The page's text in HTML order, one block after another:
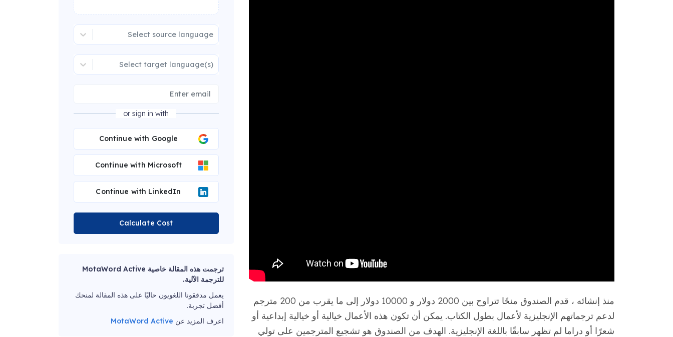
منذ إنشائه ، قدم الصندوق منحًا تتراوح بين 2000 دولار و 10000 دولار إلى ما يقرب من 200 مترجم
لدعم ترجماتهم الإنجليزية لأعمال بطول الكتاب. يمكن أن تكون هذه الأعمال خيالية أو خيالية إبداعية أو
شعرًا أو دراما لم تظهر سابقًا باللغة الإنجليزية. الهدف من الصندوق هو تشجيع المترجمين على تولي
Select source language
Select target language(s)
or sign in with
Continue with Google
Continue with Microsoft
Continue with LinkedIn
Calculate Cost
ترجمت هذه المقالة خاصية MotaWord Active
للترجمة الآلية.
يعمل مدققونا اللغويون حاليًا على هذه المقالة لمنحك
أفضل تجربة.
اعرف المزيد عن MotaWord Active